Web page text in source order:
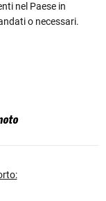
nel Paese in
o necessari.